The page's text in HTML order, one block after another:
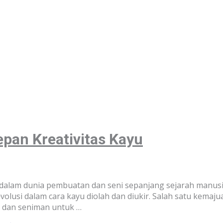
Kreativitas Kayu
dunia pembuatan dan seni sepanjang sejarah
dalam cara kayu diolah dan diukir. Salah satu
seniman untuk …